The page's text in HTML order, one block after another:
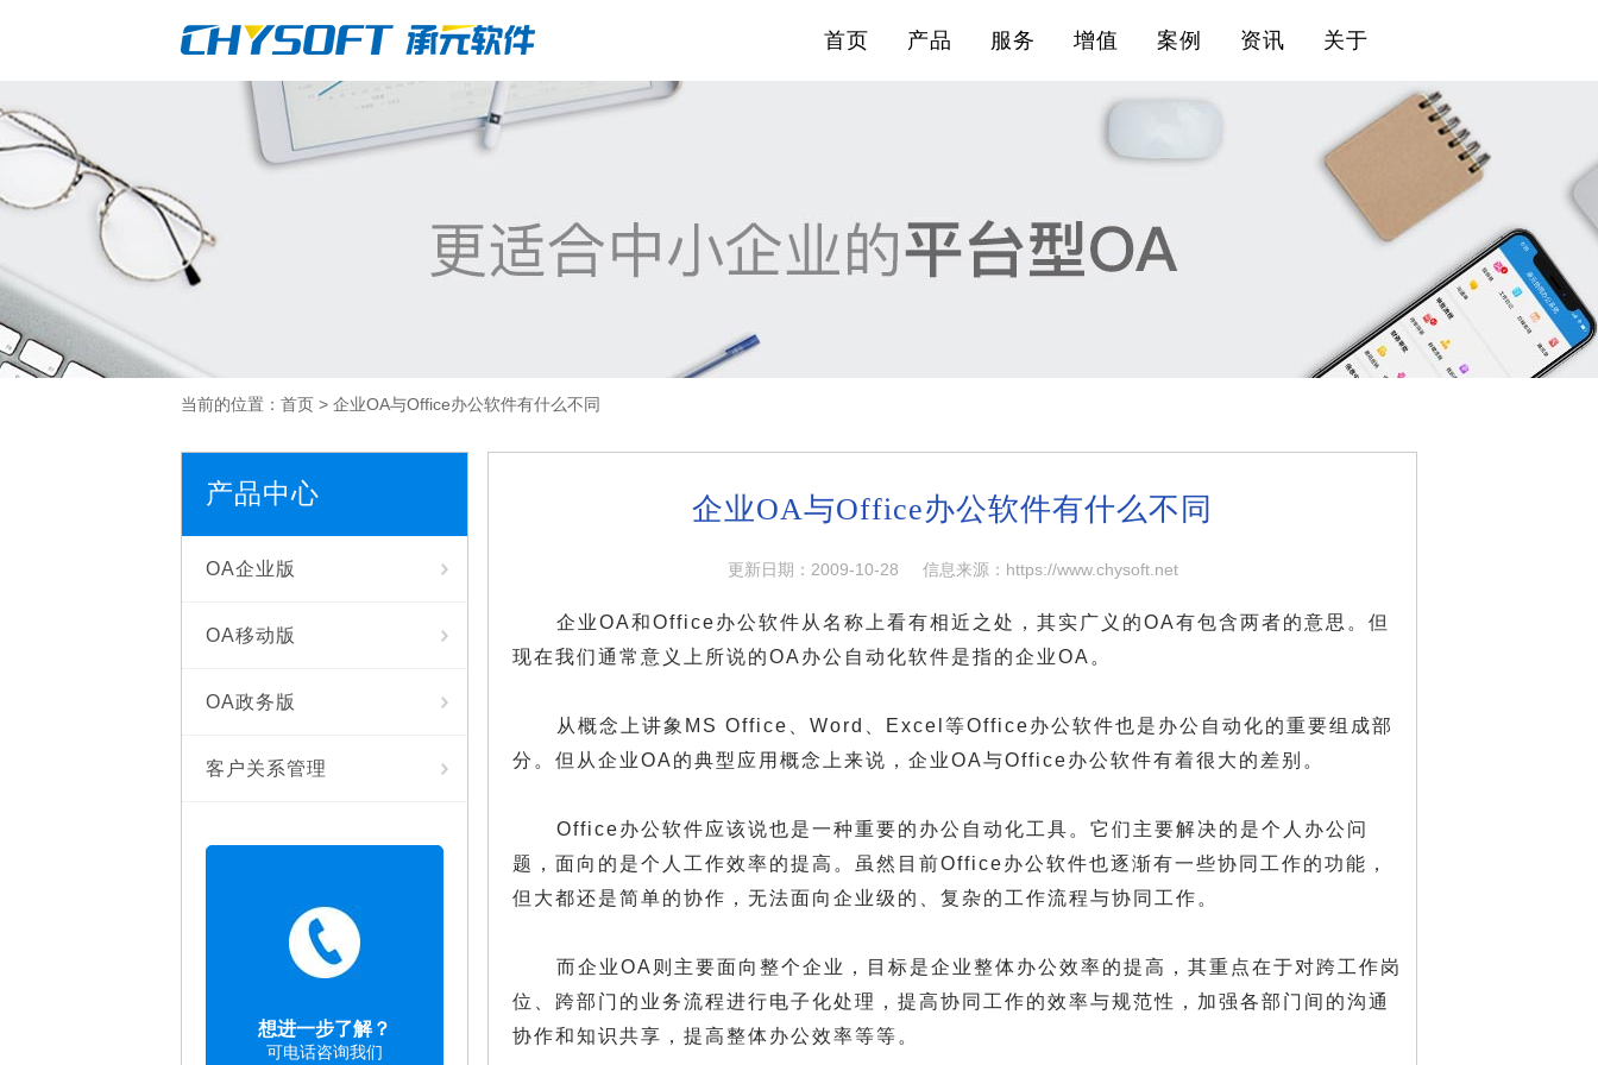
首页 产品 服务 增值 案例 资讯 关于
当前的位置： 首页 > 企业OA与Office办公软件有什么不同
产品中心
OA企业版
OA移动版
OA政务版
客户关系管理
想进一步了解？
可电话咨询我们
企业OA与Office办公软件有什么不同
更新日期：2009-10-28 信息来源： https://www.chysoft.net
企业OA和Office办公软件从名称上看有相近之处，其实广义的OA有包含两者的意思。但
现在我们通常意义上所说的OA办公自动化软件是指的企业OA。
从概念上讲象MS Office、Word、Excel等Office办公软件也是办公自动化的重要组成部
分。但从企业OA的典型应用概念上来说，企业OA与Office办公软件有着很大的差别。
Office办公软件应该说也是一种重要的办公自动化工具。它们主要解决的是个人办公问
题，面向的是个人工作效率的提高。虽然目前Office办公软件也逐渐有一些协同工作的功能，
但大都还是简单的协作，无法面向企业级的、复杂的工作流程与协同工作。
而企业OA则主要面向整个企业，目标是企业整体办公效率的提高，其重点在于对跨工作岗
位、跨部门的业务流程进行电子化处理，提高协同工作的效率与规范性，加强各部门间的沟通
协作和知识共享，提高整体办公效率等等。